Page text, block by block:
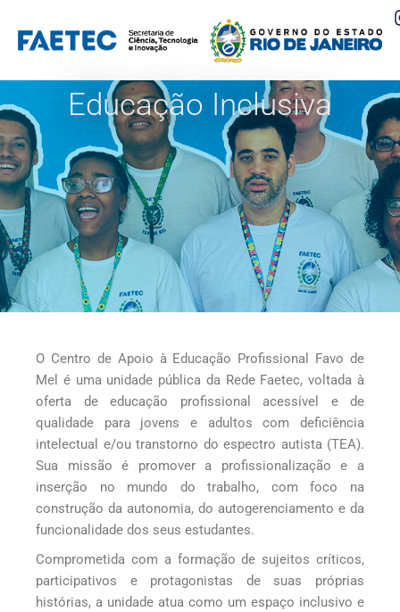
Pular
conteúdo
Educação Inclusiva
O Centro de Apoio à Educação Profissional Favo de
Mel é uma unidade pública da Rede Faetec, voltada à
oferta de educação profissional acessível e de
qualidade para jovens e adultos com deficiência
intelectual e/ou transtorno do espectro autista (TEA).
Sua missão é promover a profissionalização e a
inserção no mundo do trabalho, com foco na
construção da autonomia, do autogerenciamento e da
funcionalidade dos seus estudantes.
Comprometida com a formação de sujeitos críticos,
participativos e protagonistas de suas próprias
histórias, a unidade atua como um espaço inclusivo e